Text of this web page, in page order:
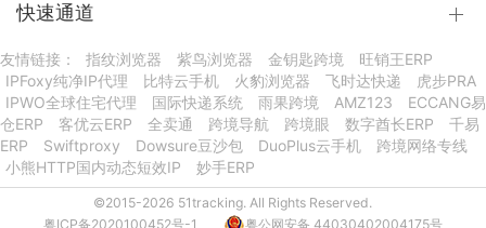
快速通道
友情链接： 指纹浏览器 紫鸟浏览器 金钥匙跨境
旺销王ERP
IPFoxy纯净IP代理
比特云手机 火豹浏览器 飞时达快递
虎步PRA
IPWO全球住宅代理
国际快递系统 雨果跨境 AMZ123
ECCANG易
仓ERP
客优云ERP 全卖通 跨境导航 跨境眼 数字酋长ERP
千易
ERP
Swiftproxy Dowsure豆沙包 DuoPlus云手机
跨境网络专线
小熊HTTP国内动态短效IP
妙手ERP
©2015-2026 51tracking. All Rights Reserved.